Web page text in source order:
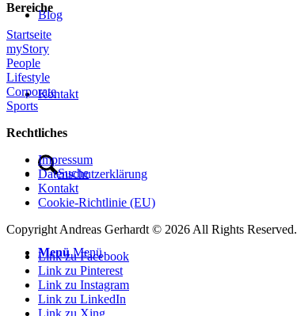
Blog
Kontakt
Suche
Menü Menü
Bereiche
Startseite
myStory
People
Lifestyle
Corporate
Sports
Rechtliches
Impressum
Datenschutzerklärung
Kontakt
Cookie-Richtlinie (EU)
Copyright Andreas Gerhardt © 2026 All Rights Reserved.
Link zu Facebook
Link zu Pinterest
Link zu Instagram
Link zu LinkedIn